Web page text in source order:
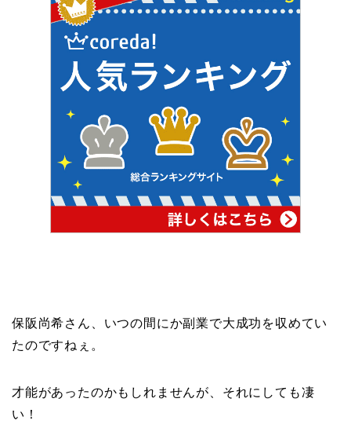
保阪尚希さん、いつの間にか副業で大成功を収めてい
たのですねぇ。
才能があったのかもしれませんが、 それにしても凄
い！